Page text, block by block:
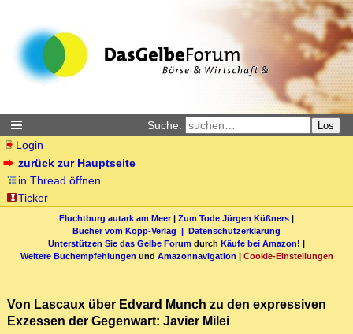
Suche: Los
Login
zurück zur Hauptseite
in Thread öffnen
Ticker
Fluchtburg autark am Meer| Zum Tode Jürgen Küßners |
Bücher vom Kopp-Verlag | Datenschutzerklärung
Unterstützen Sie das Gelbe Forum durch Käufe bei Amazon! |
Weitere Buchempfehlungen und Amazonnavigation | Cookie-Einstellungen
Von Lascaux über Edvard Munch zu den expressiven
Exzessen der Gegenwart: Javier Milei